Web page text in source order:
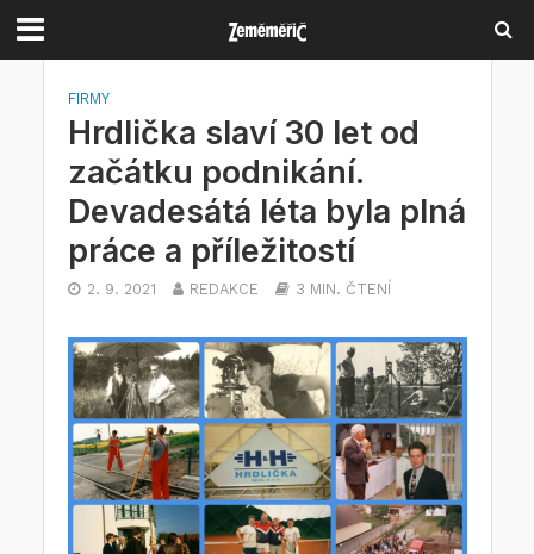
FIRMY
Hrdlička slaví 30 let od
začátku podnikání.
Devadesátá léta byla plná
práce a příležitostí
2. 9. 2021 REDAKCE 3 MIN. ČTENÍ